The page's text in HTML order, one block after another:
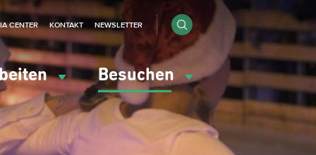
Besuchen
CENTER KONTAKT NEWSLETTER